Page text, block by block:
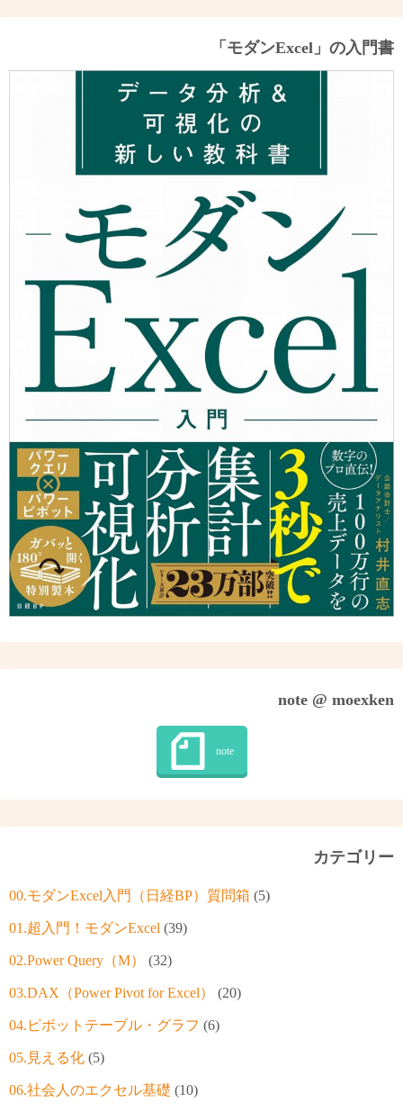
「モダンExcel」の入門書
note @ moexken
カテゴリー
00.モダンExcel入門（日経BP）質問箱 (5)
01.超入門！モダンExcel (39)
02.Power Query（M） (32)
03.DAX（Power Pivot for Excel） (20)
04.ピボットテーブル・グラフ (6)
05.見える化 (5)
06.社会人のエクセル基礎 (10)